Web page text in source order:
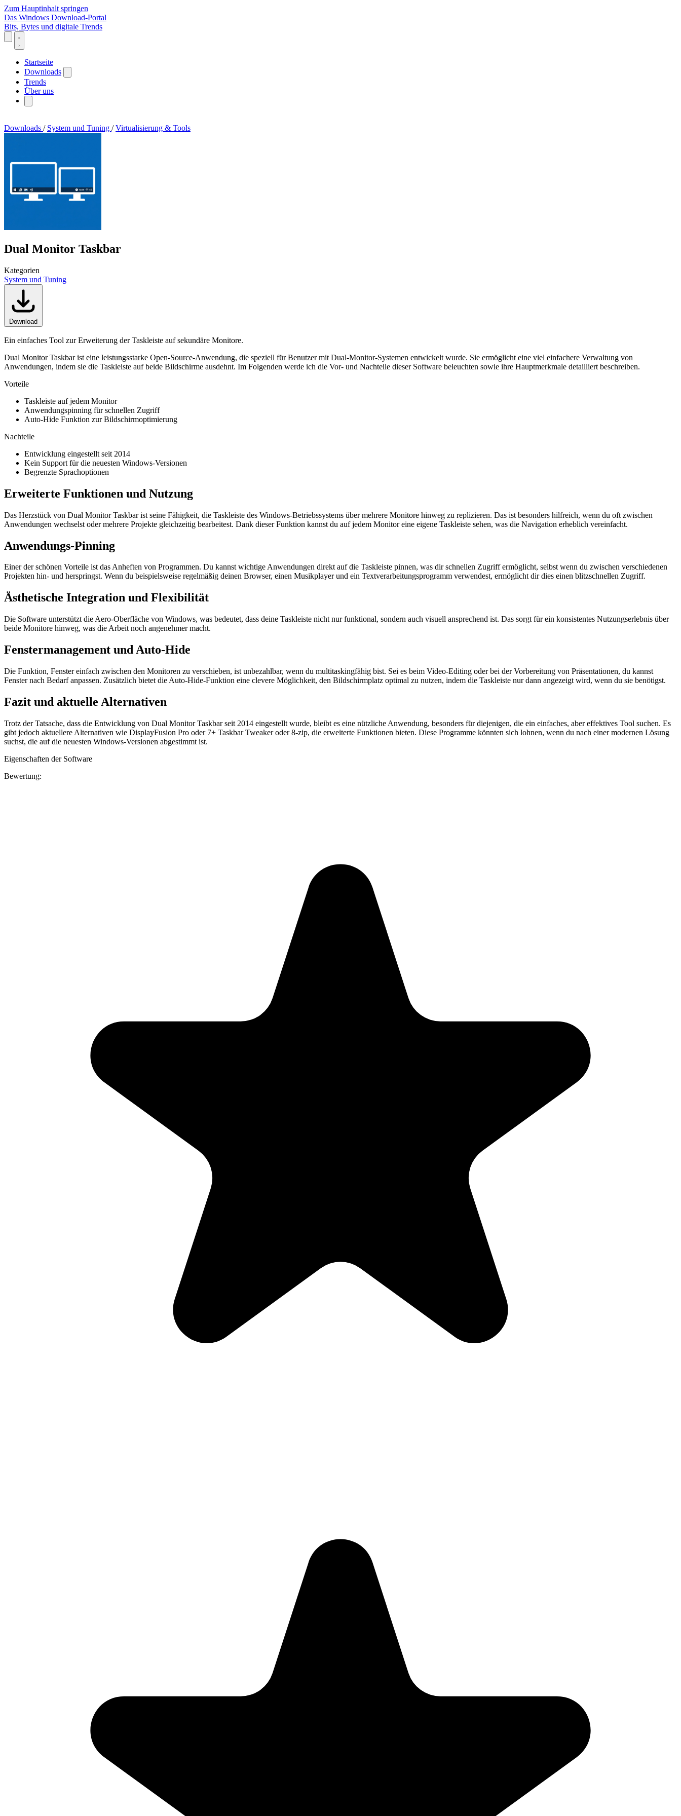
Zum Hauptinhalt springen
Das Windows Download-Portal
Bits, Bytes und digitale Trends
Startseite
Downloads
Trends
Über uns
Downloads / System und Tuning / Virtualisierung & Tools
Dual Monitor Taskbar
Kategorien
System und Tuning
Download
Ein einfaches Tool zur Erweiterung der Taskleiste auf sekundäre Monitore.
Dual Monitor Taskbar ist eine leistungsstarke Open-Source-Anwendung, die speziell für Benutzer mit Dual-Monitor-Systemen entwickelt wurde. Sie ermöglicht eine viel einfachere Verwaltung von
Anwendungen, indem sie die Taskleiste auf beide Bildschirme ausdehnt. Im Folgenden werde ich die Vor- und Nachteile dieser Software beleuchten sowie ihre Hauptmerkmale detailliert beschreiben.
Vorteile
Taskleiste auf jedem Monitor
Anwendungspinning für schnellen Zugriff
Auto-Hide Funktion zur Bildschirmoptimierung
Nachteile
Entwicklung eingestellt seit 2014
Kein Support für die neuesten Windows-Versionen
Begrenzte Sprachoptionen
Erweiterte Funktionen und Nutzung
Das Herzstück von Dual Monitor Taskbar ist seine Fähigkeit, die Taskleiste des Windows-Betriebssystems über mehrere Monitore hinweg zu replizieren. Das ist besonders hilfreich, wenn du oft zwischen
Anwendungen wechselst oder mehrere Projekte gleichzeitig bearbeitest. Dank dieser Funktion kannst du auf jedem Monitor eine eigene Taskleiste sehen, was die Navigation erheblich vereinfacht.
Anwendungs-Pinning
Einer der schönen Vorteile ist das Anheften von Programmen. Du kannst wichtige Anwendungen direkt auf die Taskleiste pinnen, was dir schnellen Zugriff ermöglicht, selbst wenn du zwischen verschiedenen
Projekten hin- und herspringst. Wenn du beispielsweise regelmäßig deinen Browser, einen Musikplayer und ein Textverarbeitungsprogramm verwendest, ermöglicht dir dies einen blitzschnellen Zugriff.
Ästhetische Integration und Flexibilität
Die Software unterstützt die Aero-Oberfläche von Windows, was bedeutet, dass deine Taskleiste nicht nur funktional, sondern auch visuell ansprechend ist. Das sorgt für ein konsistentes Nutzungserlebnis über
beide Monitore hinweg, was die Arbeit noch angenehmer macht.
Fenstermanagement und Auto-Hide
Die Funktion, Fenster einfach zwischen den Monitoren zu verschieben, ist unbezahlbar, wenn du multitaskingfähig bist. Sei es beim Video-Editing oder bei der Vorbereitung von Präsentationen, du kannst
Fenster nach Bedarf anpassen. Zusätzlich bietet die Auto-Hide-Funktion eine clevere Möglichkeit, den Bildschirmplatz optimal zu nutzen, indem die Taskleiste nur dann angezeigt wird, wenn du sie benötigst.
Fazit und aktuelle Alternativen
Trotz der Tatsache, dass die Entwicklung von Dual Monitor Taskbar seit 2014 eingestellt wurde, bleibt es eine nützliche Anwendung, besonders für diejenigen, die ein einfaches, aber effektives Tool suchen. Es
gibt jedoch aktuellere Alternativen wie DisplayFusion Pro oder 7+ Taskbar Tweaker oder 8-zip, die erweiterte Funktionen bieten. Diese Programme könnten sich lohnen, wenn du nach einer modernen Lösung
suchst, die auf die neuesten Windows-Versionen abgestimmt ist.
Eigenschaften der Software
Bewertung: